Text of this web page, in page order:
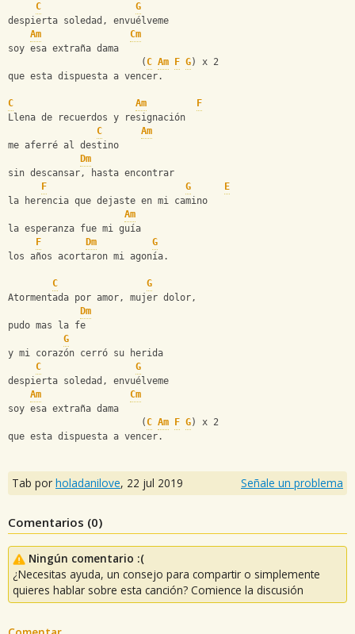
C
G
despierta soledad, envuélveme
Am
Cm
soy esa extraña dama
                        (
C Am F G) x 2
que esta dispuesta a vencer.
C Am
F
Llena de recuerdos y resignación
C
Am
me aferré al destino
Dm
sin descansar, hasta encontrar
F
G
E
la herencia que dejaste en mi camino
Am
la esperanza fue mi guía
F
Dm
G
los años acortaron mi agonía.
C
G
Atormentada por amor, mujer dolor,
Dm
pudo mas la fe
G
y mi corazón cerró su herida
C
G
despierta soledad, envuélveme
Am
Cm
soy esa extraña dama
                        (
C Am F G) x 2
que esta dispuesta a vencer.
Tab por holadanilove, 22 jul 2019 Señale un problema
Comentarios (0)
Ningún comentario :(
¿Necesitas ayuda, un consejo para compartir o simplemente
quieres hablar sobre esta canción? Comience la discusión